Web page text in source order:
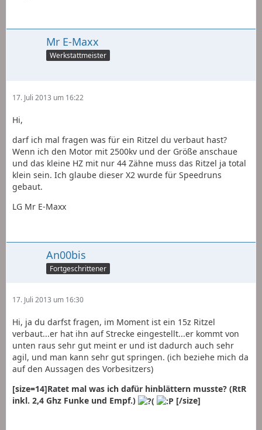
Mr E-Maxx
Werkstattmeister
17. Juli 2013 um 16:22
Hi,
darf ich mal fragen was für ein Ritzel du verbaut hast?
Wenn ich den Motor mit 2500kv und der Größe anschaue
und das kleine HZ mit nur 44 Zähne muss das Ritzel ja total
klein sein. Ich glaube dieser X2 wurde für Speedruns
gebaut.
LG Mr E-Maxx
An00bis
Fortgeschrittener
17. Juli 2013 um 16:30
Hi, ja du darfst fragen, im Moment ist ein 15z Ritzel
verbaut...er hat ihn auf Strecke eingestellt...er kommt von
unten raus sehr gut meint er und ist dadurch auch sehr
agil, und man kann sehr gut springen. (ich beziehe mich da
auf den Aussagen des Vorbesitzers)
[size=14]Ratet mal was ich dafür hinblättern musste? (RtR
inkl. 2,4 Ghz Funke und Empf.)
[/size]